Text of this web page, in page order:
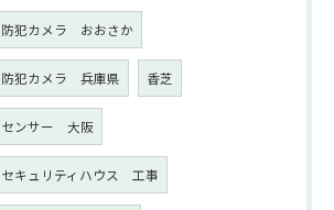
防犯カメラ おおさか
防犯カメラ 兵庫県 香芝
センサー 大阪
セキュリティハウス 工事